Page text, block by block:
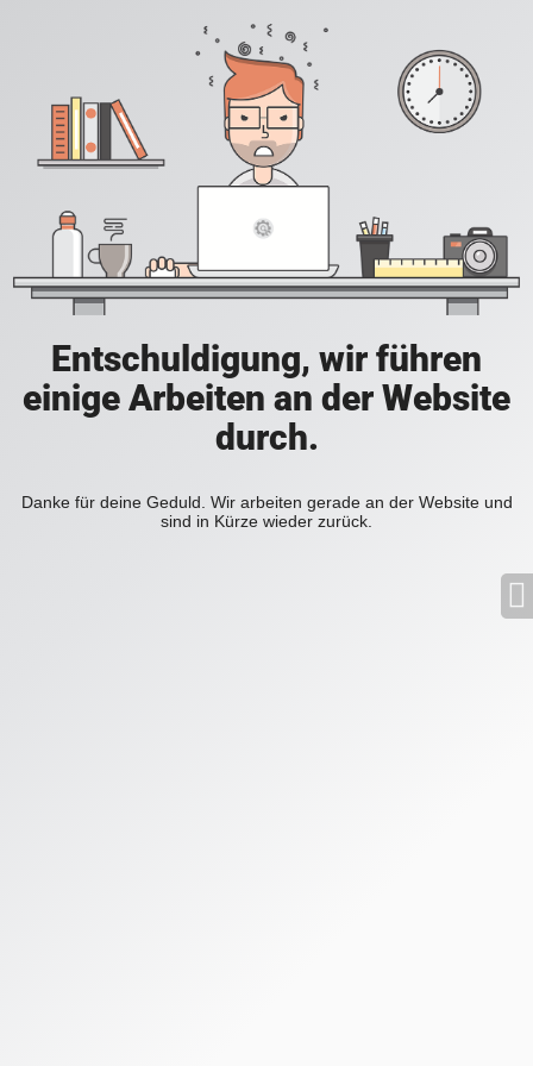
Entschuldigung, wir führen
einige Arbeiten an der Website
durch.
Danke für deine Geduld. Wir arbeiten gerade an der Website und
sind in Kürze wieder zurück.